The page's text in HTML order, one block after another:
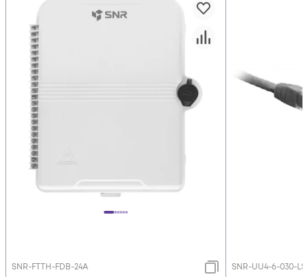
SNR-FTTH-FDB-24A SNR-UU4-6-030-